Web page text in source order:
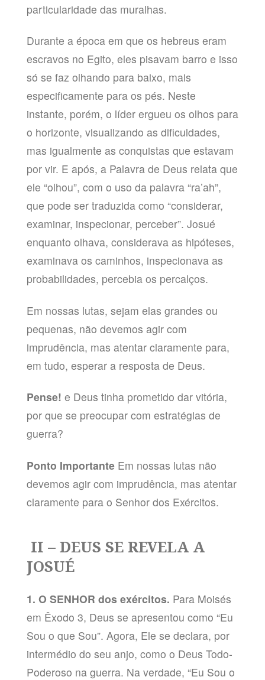
particularidade das muralhas.
Durante a época em que os hebreus eram
escravos no Egito, eles pisavam barro e isso
só se faz olhando para baixo, mais
especificamente para os pés. Neste
instante, porém, o líder ergueu os olhos para
o horizonte, visualizando as dificuldades,
mas igualmente as conquistas que estavam
por vir. E após, a Palavra de Deus relata que
ele “olhou”, com o uso da palavra “ra’ah”,
que pode ser traduzida como “considerar,
examinar, inspecionar, perceber”. Josué
enquanto olhava, considerava as hipóteses,
examinava os caminhos, inspecionava as
probabilidades, percebia os percalços.
Em nossas lutas, sejam elas grandes ou
pequenas, não devemos agir com
imprudência, mas atentar claramente para,
em tudo, esperar a resposta de Deus.
Pense! e Deus tinha prometido dar vitória,
por que se preocupar com estratégias de
guerra?
Ponto Importante Em nossas lutas não
devemos agir com imprudência, mas atentar
claramente para o Senhor dos Exércitos.
II – DEUS SE REVELA A
JOSUÉ
1. O SENHOR dos exércitos. Para Moisés
em Êxodo 3, Deus se apresentou como “Eu
Sou o que Sou”. Agora, Ele se declara, por
intermédio do seu anjo, como o Deus Todo-
Poderoso na guerra. Na verdade, “Eu Sou o